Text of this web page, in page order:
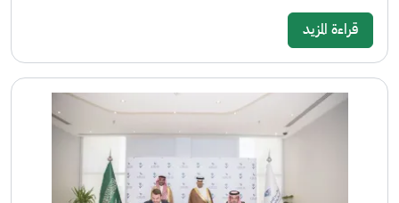
قراءة المزيد